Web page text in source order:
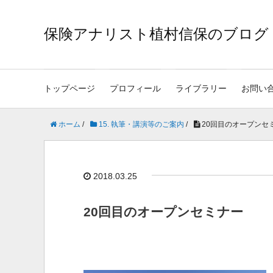
保険アナリスト植村信保のブログ
トップページ プロフィール ライブラリー お問い
ホーム / 15. 執筆・講演等のご案内 / 20回目のオープンセ
2018.03.25
20回目のオープンセミナー